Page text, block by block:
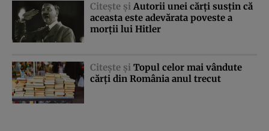
Citeşte şi Autorii unei cărţi susţin că
aceasta este adevărata poveste a
morţii lui Hitler
Citeşte şi Topul celor mai vândute
cărţi din România anul trecut